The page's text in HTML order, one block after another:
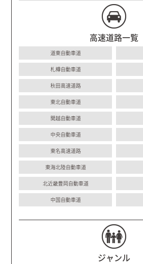
高速道路一覧
道東自動車道
札樽自動車道
秋田高速道路
東北自動車道
関越自動車道
中央自動車道
東名高速道路
東海北陸自動車道
北近畿豊岡自動車道
中国自動車道
ジャンル